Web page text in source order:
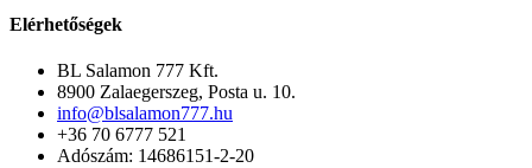
Elérhetőségek
BL Salamon 777 Kft.
8900 Zalaegerszeg, Posta u. 10.
info@blsalamon777.hu
+36 70 6777 521
Adószám: 14686151-2-20